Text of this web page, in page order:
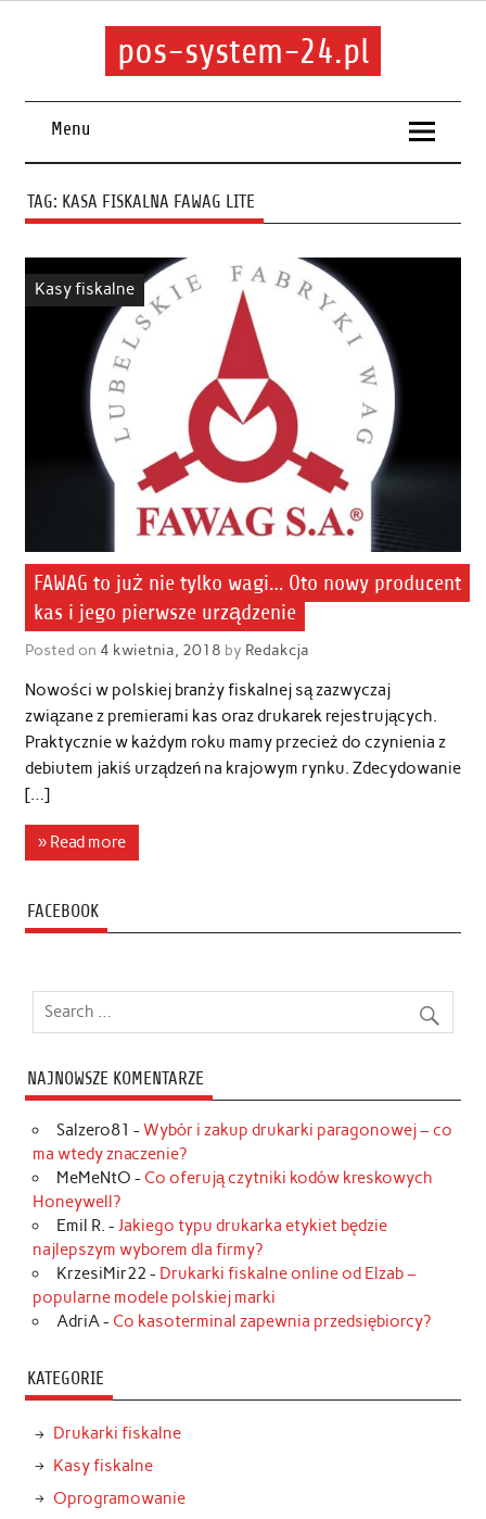
pos-system-24.pl
Menu
TAG: KASA FISKALNA FAWAG LITE
Kasy fiskalne
FAWAG to już nie tylko wagi… Oto nowy producent
kas i jego pierwsze urządzenie
Posted on 4 kwietnia, 2018 by Redakcja
Nowości w polskiej branży fiskalnej są zazwyczaj
związane z premierami kas oraz drukarek rejestrujących.
Praktycznie w każdym roku mamy przecież do czynienia z
debiutem jakiś urządzeń na krajowym rynku. Zdecydowanie
[…]
» Read more
FACEBOOK
NAJNOWSZE KOMENTARZE
Salzero81 - Wybór i zakup drukarki paragonowej – co
ma wtedy znaczenie?
MeMeNtO - Co oferują czytniki kodów kreskowych
Honeywell?
Emil R. - Jakiego typu drukarka etykiet będzie
najlepszym wyborem dla firmy?
KrzesiMir22 - Drukarki fiskalne online od Elzab –
popularne modele polskiej marki
AdriA- Co kasoterminal zapewnia przedsiębiorcy?
KATEGORIE
Drukarki fiskalne
Kasy fiskalne
Oprogramowanie